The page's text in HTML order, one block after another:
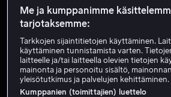
S
HD
Vuokraa 3,99 €
Osta 14,99 €
Me ja kumppanimme
tarjotaksemme:
Tarkkojen sijaintitietojen käyttäminen.
käyttäminen tunnistamista varten.
laitteelle ja/tai laitteella olevien tietojen
mainonta ja personoitu sisältö,
yleisötutkimus ja palvelujen kehittäminen.
Kumppanien (toimittajien) luettelo